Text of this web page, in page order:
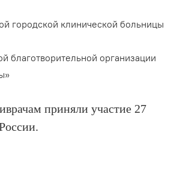
городской клинической больницы
благотворительной организации
приняли участие 27